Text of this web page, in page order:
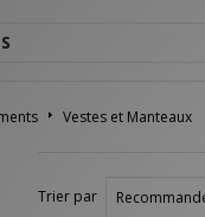
Vestes et Manteaux
Trier par